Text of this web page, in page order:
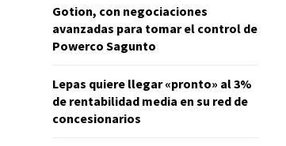
Gotion, con negociaciones
avanzadas para tomar el control de
Powerco Sagunto
Lepas quiere llegar «pronto» al 3%
de rentabilidad media en su red de
concesionarios